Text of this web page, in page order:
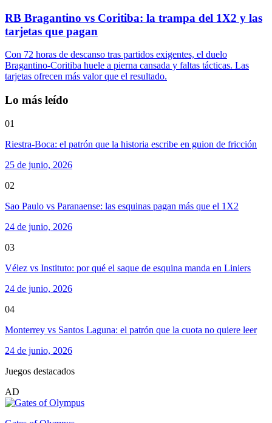
RB Bragantino vs Coritiba: la trampa del 1X2 y las
tarjetas que pagan
Con 72 horas de descanso tras partidos exigentes, el duelo
Bragantino-Coritiba huele a pierna cansada y faltas tácticas. Las
tarjetas ofrecen más valor que el resultado.
Lo más leído
01
Riestra-Boca: el patrón que la historia escribe en guion de fricción
25 de junio, 2026
02
Sao Paulo vs Paranaense: las esquinas pagan más que el 1X2
24 de junio, 2026
03
Vélez vs Instituto: por qué el saque de esquina manda en Liniers
24 de junio, 2026
04
Monterrey vs Santos Laguna: el patrón que la cuota no quiere leer
24 de junio, 2026
Juegos destacados
AD